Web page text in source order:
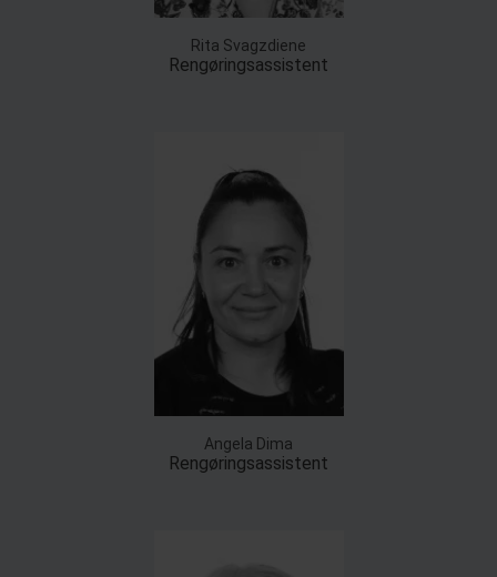
Rita Svagzdiene
Rengøringsassistent
Angela Dima
Rengøringsassistent